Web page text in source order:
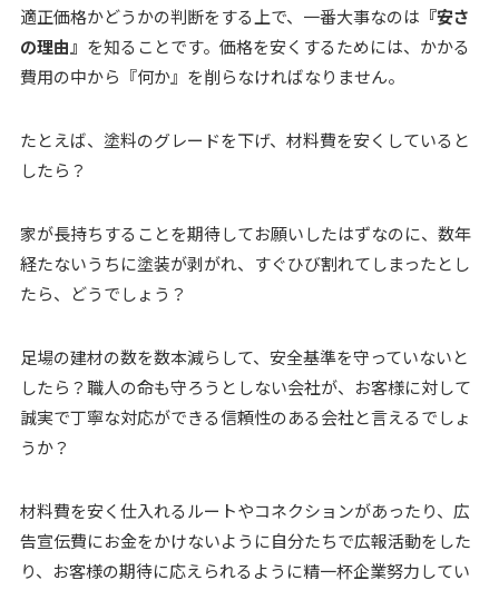
適正価格かどうかの判断をする上で、一番大事なのは 『安さ
の理由』 を知ることです。価格を安くするためには、かかる
費用の中から『何か』を削らなければなりません。
たとえば、塗料のグレードを下げ、材料費を安くしていると
したら？
家が長持ちすることを期待してお願いしたはずなのに、数年
経たないうちに塗装が剥がれ、すぐひび割れてしまったとし
たら、どうでしょう？
足場の建材の数を数本減らして、安全基準を守っていないと
したら？職人の命も守ろうとしない会社が、お客様に対して
誠実で丁寧な対応ができる信頼性のある会社と言えるでしょ
うか？
材料費を安く仕入れるルートやコネクションがあったり、広
告宣伝費にお金をかけないように自分たちで広報活動をした
り、お客様の期待に応えられるように精一杯企業努力してい